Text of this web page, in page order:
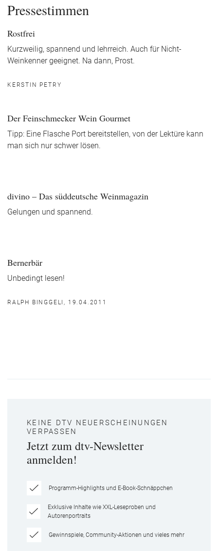
Pressestimmen
Rostfrei
Kurzweilig, spannend und lehrreich. Auch für Nicht-
Weinkenner geeignet. Na dann, Prost.
KERSTIN PETRY
Der Feinschmecker Wein Gourmet
Tipp: Eine Flasche Port bereitstellen, von der Lektüre kann
man sich nur schwer lösen.
divino – Das süddeutsche Weinmagazin
Gelungen und spannend.
Bernerbär
Unbedingt lesen!
RALPH BINGGELI, 19.04.2011
KEINE DTV NEUERSCHEINUNGEN
VERPASSEN
Jetzt zum dtv-Newsletter
anmelden!
Programm-Highlights und E-Book-Schnäppchen
Exklusive Inhalte wie XXL-Leseproben und
Autorenportraits
Gewinnspiele, Community-Aktionen und vieles mehr